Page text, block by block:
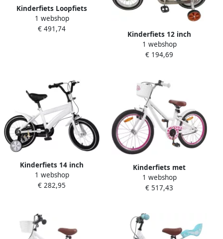
Kinderfiets Loopfiets
Peuterfiets Leren Fietsen
Stabiel Stalen Frame 18 inch
1 webshop
€ 491,74
Kinderfiets 12 inch
Loopfiets met steunwielen
Leren fietsen Stevig frame
1 webshop
€ 194,69
Kinderfiets 14 inch
Loopfiets Kinderrijwiel
Leren Fietsen Verstelbaar
1 webshop
€ 282,95
Kinderfiets met
steunwielen Loopfiets voor
kinderen Fietsen leren
1 webshop
€ 517,43